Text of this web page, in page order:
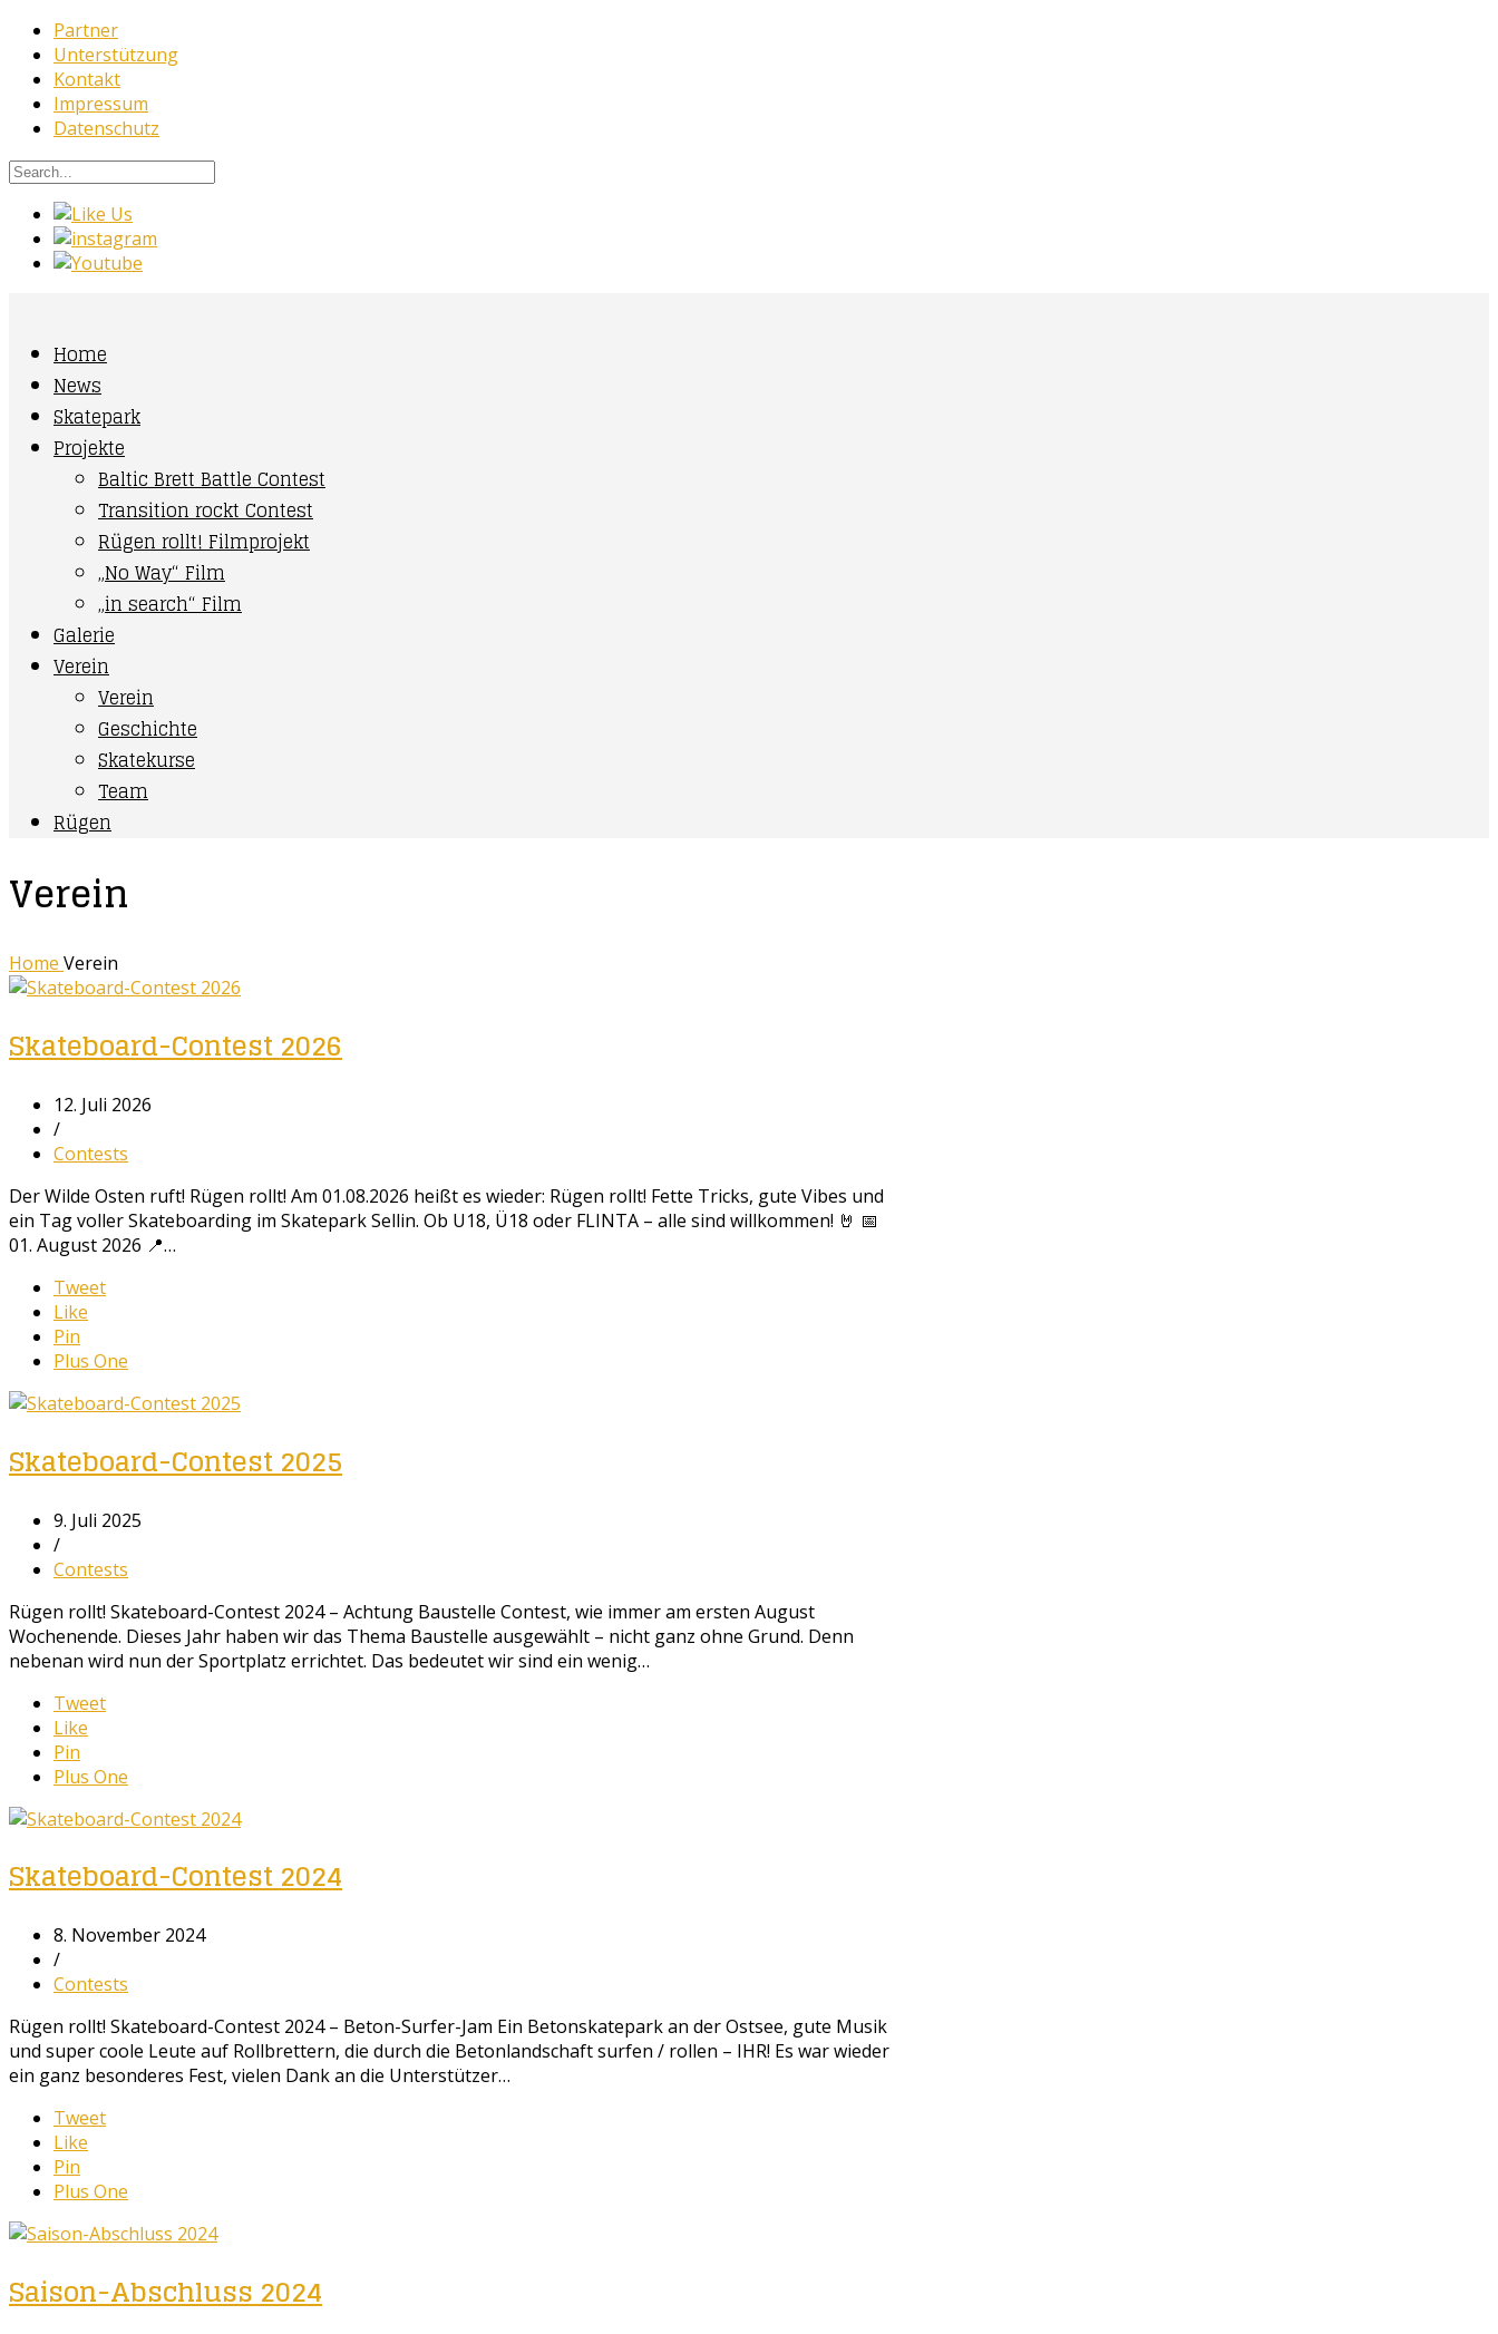
Partner
Unterstützung
Kontakt
Impressum
Datenschutz
Home
News
Skatepark
Projekte
Baltic Brett Battle Contest
Transition rockt Contest
Rügen rollt! Filmprojekt
„No Way“ Film
„in search“ Film
Galerie
Verein
Verein
Geschichte
Skatekurse
Team
Rügen
Verein
Home Verein
Skateboard-Contest 2026
12. Juli 2026
/
Contests
Der Wilde Osten ruft! Rügen rollt! Am 01.08.2026 heißt es wieder: Rügen rollt! Fette Tricks, gute Vibes und
ein Tag voller Skateboarding im Skatepark Sellin. Ob U18, Ü18 oder FLINTA – alle sind willkommen! 🤘 📅
01. August 2026 📍…
Tweet
Like
Pin
Plus One
Skateboard-Contest 2025
9. Juli 2025
/
Contests
Rügen rollt! Skateboard-Contest 2024 – Achtung Baustelle Contest, wie immer am ersten August
Wochenende. Dieses Jahr haben wir das Thema Baustelle ausgewählt – nicht ganz ohne Grund. Denn
nebenan wird nun der Sportplatz errichtet. Das bedeutet wir sind ein wenig…
Tweet
Like
Pin
Plus One
Skateboard-Contest 2024
8. November 2024
/
Contests
Rügen rollt! Skateboard-Contest 2024 – Beton-Surfer-Jam Ein Betonskatepark an der Ostsee, gute Musik
und super coole Leute auf Rollbrettern, die durch die Betonlandschaft surfen / rollen – IHR! Es war wieder
ein ganz besonderes Fest, vielen Dank an die Unterstützer…
Tweet
Like
Pin
Plus One
Saison-Abschluss 2024